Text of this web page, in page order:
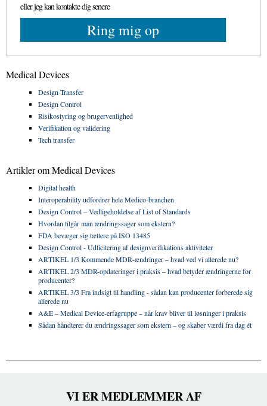
eller jeg kan kontakte dig senere
Ring mig op
Medical Devices
Design Transfer
Design Control
Risikostyring og brugervenlighed
Verifikation og validering
Tech transfer
Artikler om Medical Devices
Digital health
Interoperability udfordrer hele Medico-branchen
Design Control – Vedligeholdelse af List of Standards
Hvordan tilgår man ændringssager som ekstern?
FDA bevæger sig tættere på ISO 13485
Design Control - Udlicitering af designverifikations aktiviteter
ARTIKEL 1/3 Kommende MDR‑ændringer – hvad ved vi allerede nu?
ARTIKEL 2/3 MDR-opdateringer i praksis – hvad betyder ændringerne for
producenter?
ARTIKEL 3/3 Fra indsigt til handling - sådan kan producenter forberede sig
allerede nu
A&E – Medical Device-erfagruppe – når krav bliver til løsninger i praksis
Sådan håndterer du ændringssager som ekstern – og skaber værdi fra dag ét
VI ER MEDLEMMER AF